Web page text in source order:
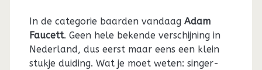
In de categorie baarden vandaag Adam
Faucett. Geen hele bekende verschijning in
Nederland, dus eerst maar eens een klein
stukje duiding. Wat je moet weten: singer-